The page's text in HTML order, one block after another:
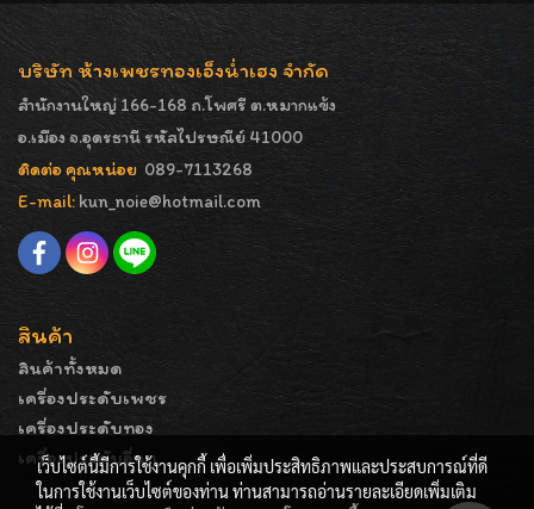
บริษัท ห้างเพชรทองเอ็งน่ำเฮง จำกัด
สำนักงานใหญ่ 166-168 ถ.โพศรี ต.หมากแข้ง
อ.เมือง จ.อุดรธานี รหัสไปรษณีย์ 41000
ติดต่อ คุณหน่อย 089-7113268
E-mail: kun_noie@hotmail.com
สินค้า
สินค้าทั้งหมด
เครื่องประดับเพชร
เครื่องประดับทอง
เครื่องประดับอื่นๆ
เว็บไซต์นี้มีการใช้งานคุกกี้ เพื่อเพิ่มประสิทธิภาพและประสบการณ์ที่ดี
ในการใช้งานเว็บไซต์ของท่าน ท่านสามารถอ่านรายละเอียดเพิ่มเติม